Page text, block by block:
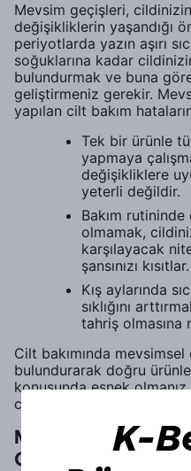
Mevsim geçişleri,
değişikliklerin yaşandığı
periyotlarda yazın aşırı
soğuklarına kadar
bulundurmak ve buna
geliştirmeniz gerekir.
yapılan cilt bakım
Tek bir ürünle
yapmaya
değişikliklere
yeterli değildir.
Bakım
olmamak,
karşılayacak
şansınızı kısıtlar.
Kış aylarında
sıklığını
tahriş olmasına
Cilt bakımında
bulundurarak doğru
konusunda esnek
cildinizin ışıltılı ve canlı
Mevsim
Gereken CiltK-